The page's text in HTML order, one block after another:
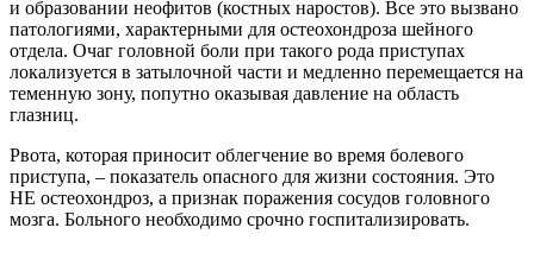
и образовании неофитов (костных наростов). Все это вызвано
патологиями, характерными для остеохондроза шейного
отдела. Очаг головной боли при такого рода приступах
локализуется в затылочной части и медленно перемещается на
теменную зону, попутно оказывая давление на область
глазниц.
Рвота, которая приносит облегчение во время болевого
приступа, – показатель опасного для жизни состояния. Это
НЕ остеохондроз, а признак поражения сосудов головного
мозга. Больного необходимо срочно госпитализировать.